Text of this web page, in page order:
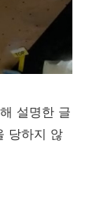
설명한 글
당하지 않